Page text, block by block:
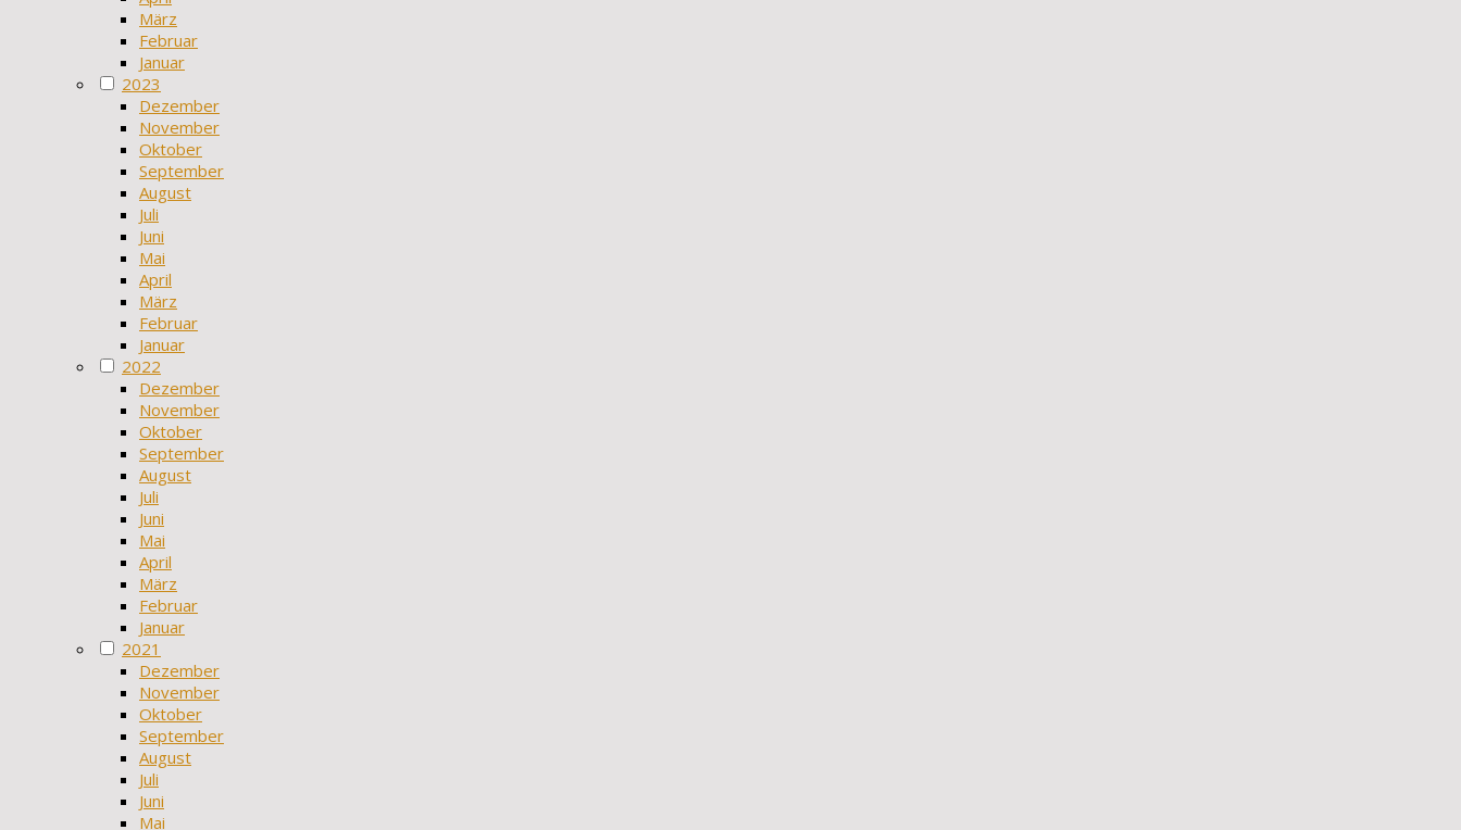
März
Februar
Januar
2023
Dezember
November
Oktober
September
August
Juli
Juni
Mai
April
März
Februar
Januar
2022
Dezember
November
Oktober
September
August
Juli
Juni
Mai
April
März
Februar
Januar
2021
Dezember
November
Oktober
September
August
Juli
Juni
Mai